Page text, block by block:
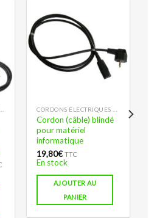
Cordon (câble) blindé
pour matériel
informatique
19,80€ TTC
En stock
AJOUTER AU
PANIER